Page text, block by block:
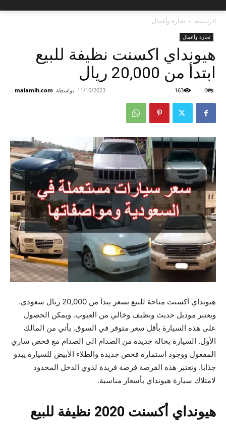
الرئيسية تجارة وأعمال
تجارة وأعمال
هيونداي اكسنت نظيفة للبيع
ابتدأ من 20,000 ريال
بواسطة malamih.com
- 11/16/2023 0
163
هيونداي أكسنت متاحة للبيع بسعر يبدأ من 20,000 ريال سعودي.
ويعتبر موديل حديث ونظيف وخالي من العيوب. ويمكن الحصول
على هذه السيارة بأقل سعر متوفر في السوق. يأتي من المالك
الأول. السيارة بحالة جديدة من الصدام الى الصدام مع فحص ساري
المفعول ووجود استمارة فحص جديدة والطلاء الأبيض للسيارة يبدو
جذابا. وتعتبر هذه الفرصة فرصة فريدة لذوي الدخل المحدود
لامتلاك سيارة هيونداي بأسعار مناسبة.
هيونداي أكسنت 2020 نظيفة للبيع